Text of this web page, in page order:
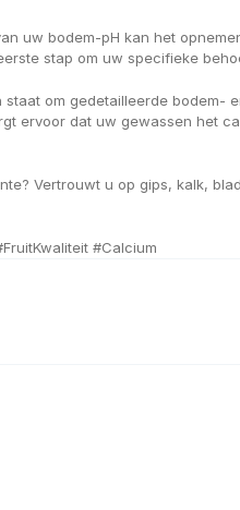
uw bodem-pH kan het
stap om uw specifieke
staat om gedetailleerde bodem-
ervoor dat uw gewassen het
Vertrouwt u op gips, kalk,
#Calcium